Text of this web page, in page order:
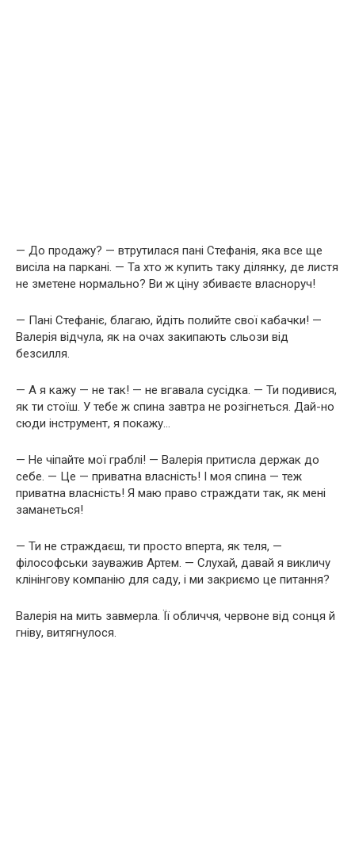
— До продажу? — втрутилася пані Стефанія, яка все ще
висіла на паркані. — Та хто ж купить таку ділянку, де листя
не зметене нормально? Ви ж ціну збиваєте власноруч!
— Пані Стефаніє, благаю, йдіть полийте свої кабачки! —
Валерія відчула, як на очах закипають сльози від
безсилля.
— А я кажу — не так! — не вгавала сусідка. — Ти подивися,
як ти стоїш. У тебе ж спина завтра не розігнеться. Дай-но
сюди інструмент, я покажу…
— Не чіпайте мої граблі! — Валерія притисла держак до
себе. — Це — приватна власність! І моя спина — теж
приватна власність! Я маю право страждати так, як мені
заманеться!
— Ти не страждаєш, ти просто вперта, як теля, —
філософськи зауважив Артем. — Слухай, давай я викличу
клінінгову компанію для саду, і ми закриємо це питання?
Валерія на мить завмерла. Її обличчя, червоне від сонця й
гніву, витягнулося.